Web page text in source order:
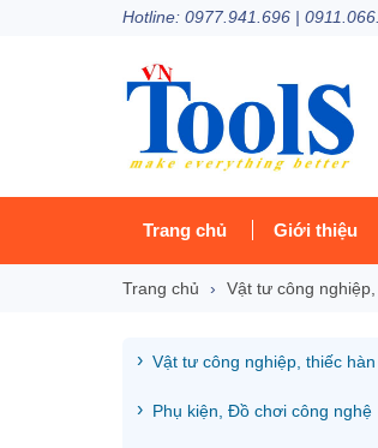
Hotline: 0977.941.696 |
Trang chủ Giới thiệu
Trang chủ Vật tư công
Vật tư công nghiệp, thiếc hàn
Phụ kiện, Đồ chơi công nghệ